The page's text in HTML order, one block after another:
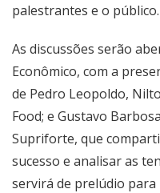
palestrantes e o público.
As discussões serão
Econômico, com a
de Pedro Leopoldo,
Food; e Gustavo
Supriforte, que
sucesso e analisar as
servirá de prelúdio